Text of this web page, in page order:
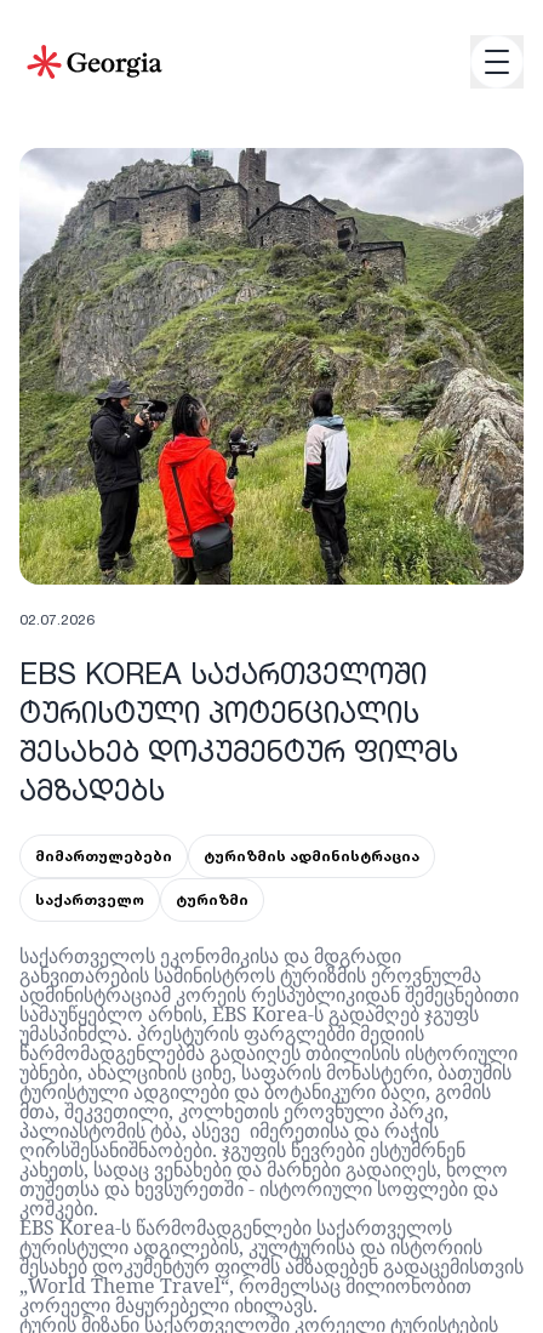
02.07.2026
EBS KOREA ᲡᲐᲥᲐᲠᲗᲕᲔᲚᲝᲨᲘ
ᲢᲣᲠᲘᲡᲢᲣᲚᲘ ᲞᲝᲢᲔᲜᲪᲘᲐᲚᲘᲡ
ᲨᲔᲡᲐᲮᲔᲑ ᲓᲝᲙᲣᲛᲔᲜᲢᲣᲠ ᲤᲘᲚᲛᲡ
ᲐᲛᲖᲐᲓᲔᲑᲡ
მიმართულებები ტურიზმის ადმინისტრაცია
საქართველო ტურიზმი
საქართველოს ეკონომიკისადამდგრადი
განვითარების სამინისტროსტურიზმის ეროვნულმა
ადმინისტრაციამ კორეისრესპუბლიკიდანშემეცნებითი
სამაუწყებლო არხის, EBS Korea-სგადამღებჯგუფს
უმასპინძლა. პრესტურისფარგლებშიმედიის
წარმომადგენლებმაგადაიღესთბილისისისტორიული
უბნები, ახალციხისციხე,საფარისმონასტერი,ბათუმის
ტურისტულიადგილებიდაბოტანიკურიბაღი,გომის
მთა, შეკვეთილი, კოლხეთის ეროვნულიპარკი,
პალიასტომისტბა,ასევე იმერეთისადარაჭის
ღირსშესანიშნაობები.ჯგუფის წევრები ესტუმრნენ
კახეთს, სადაც ვენახებიდამარნებიგადაიღეს, ხოლო
თუშეთსა და ხევსურეთში-ისტორიულისოფლებიდა
კოშკები.
EBS Korea-ს წარმომადგენლები საქართველოს
ტურისტულიადგილების,კულტურისადაისტორიის
შესახებდოკუმენტურ ფილმსამზადებენგადაცემისთვის
„World Theme Travel“, რომელსაცმილიონობით
კორეელიმაყურებელიიხილავს.
ტურისმიზანი საქართველოშიკორეელიტურისტების